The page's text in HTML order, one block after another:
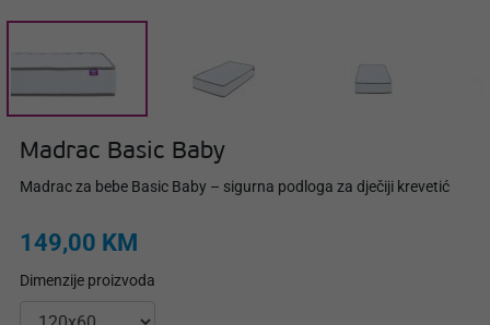
Madrac Basic Baby
Madrac za bebe Basic Baby – sigurna podloga za dječiji krevetić
149,00 KM
Dimenzije proizvoda